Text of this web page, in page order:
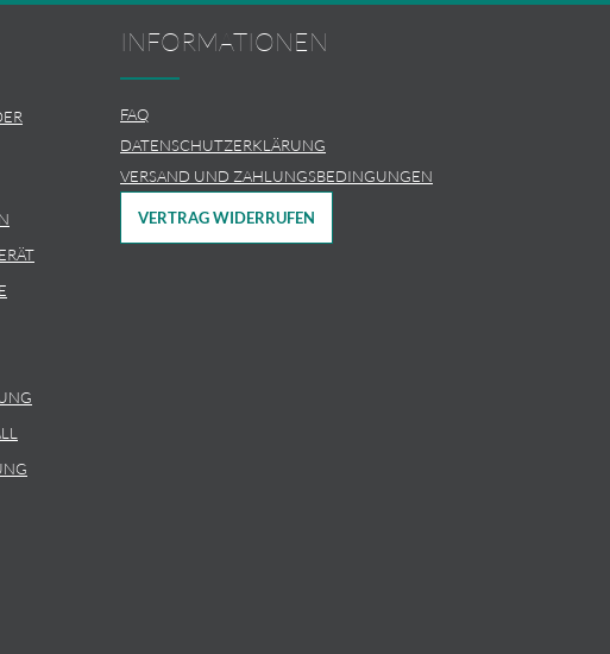
INFORMATIONEN
FAQ
DATENSCHUTZERKLÄRUNG
VERSAND UND ZAHLUNGSBEDINGUNGEN
VERTRAG WIDERRUFEN